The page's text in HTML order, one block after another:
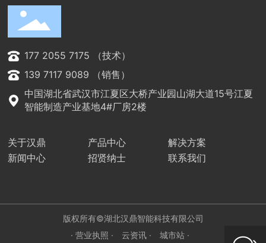
动
177 2055 7175 （技术）
139 7117 9089 （销售）
中国湖北省武汉市江夏区大桥产业园山湖大道15号江夏
智能制造产业基地4#厂房2楼
关于汉鼎 产品中心
解决方案
新闻中心
招贤纳士 联系我们
版权所有©湖北汉鼎智能科技有限公司
· 营业执照 ·
云资讯 · 城市站 ·